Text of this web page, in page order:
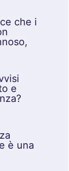
che i
e
è una